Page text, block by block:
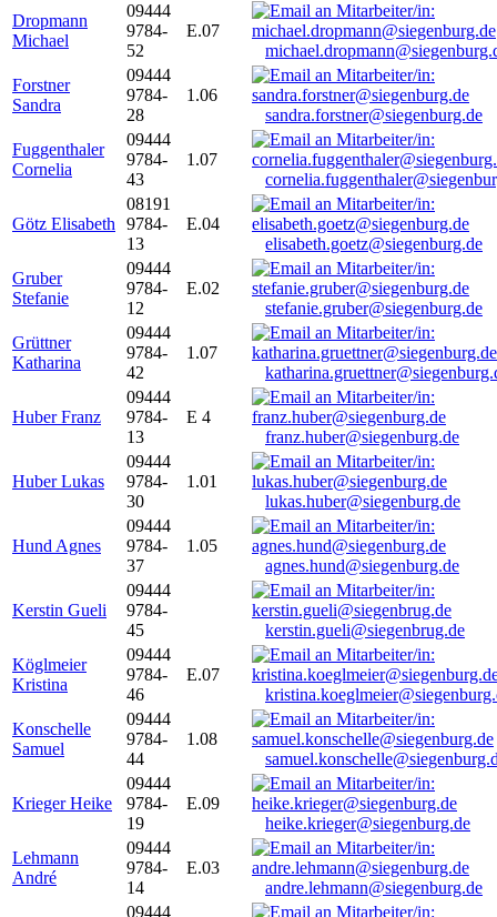
Dropmann
Michael
09444
9784-
52
E.07
Forstner
Sandra
09444
9784-
28
1.06
sandra.forstner@siegenburg.de
Fuggenthaler
Cornelia
09444
9784-
43
1.07
Götz Elisabeth
08191
9784-
13
E.04
elisabeth.goetz@siegenburg.de
Gruber
Stefanie
09444
9784-
12
E.02
stefanie.gruber@siegenburg.de
Grüttner
Katharina
09444
9784-
42
1.07
Huber Franz
09444
9784-
13
E 4
franz.huber@siegenburg.de
Huber Lukas
09444
9784-
30
1.01
lukas.huber@siegenburg.de
Hund Agnes
09444
9784-
37
1.05
agnes.hund@siegenburg.de
Kerstin Gueli
09444
9784-
45
kerstin.gueli@siegenbrug.de
Köglmeier
Kristina
09444
9784-
46
E.07
Konschelle
Samuel
09444
9784-
44
1.08
Krieger Heike
09444
9784-
19
E.09
heike.krieger@siegenburg.de
Lehmann
André
09444
9784-
14
E.03
andre.lehmann@siegenburg.de
09444